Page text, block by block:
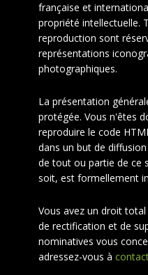
française et
propriété intellectuelle.
reproduction sont
représentations
photographiques.
La présentation
protégée. Vous n'êtes
reproduire le code
dans un but de
de tout ou partie de ce
soit, est formellement
Vous avez un droit
de rectification et de
nominatives vous
adressez-vous à